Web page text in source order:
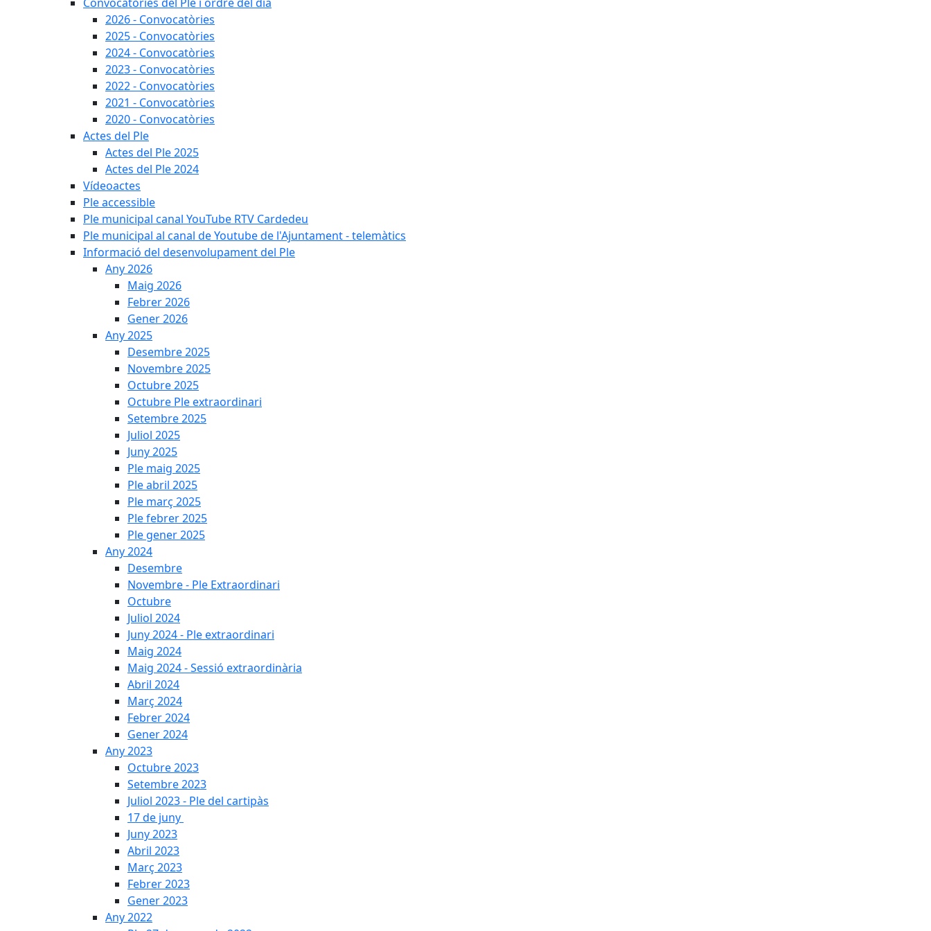
2026 - Convocatòries
2025 - Convocatòries
2024 - Convocatòries
2023 - Convocatòries
2022 - Convocatòries
2021 - Convocatòries
2020 - Convocatòries
Actes del Ple
Actes del Ple 2025
Actes del Ple 2024
Vídeoactes
Ple accessible
Ple municipal canal YouTube RTV Cardedeu
Ple municipal al canal de Youtube de l'Ajuntament - telemàtics
Informació del desenvolupament del Ple
Any 2026
Maig 2026
Febrer 2026
Gener 2026
Any 2025
Desembre 2025
Novembre 2025
Octubre 2025
Octubre Ple extraordinari
Setembre 2025
Juliol 2025
Juny 2025
Ple maig 2025
Ple abril 2025
Ple març 2025
Ple febrer 2025
Ple gener 2025
Any 2024
Desembre
Novembre - Ple Extraordinari
Octubre
Juliol 2024
Juny 2024 - Ple extraordinari
Maig 2024
Maig 2024 - Sessió extraordinària
Abril 2024
Març 2024
Febrer 2024
Gener 2024
Any 2023
Octubre 2023
Setembre 2023
Juliol 2023 - Ple del cartipàs
17 de juny
Juny 2023
Abril 2023
Març 2023
Febrer 2023
Gener 2023
Any 2022